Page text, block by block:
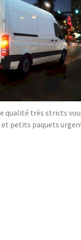
qualité très stricts
petits paquets